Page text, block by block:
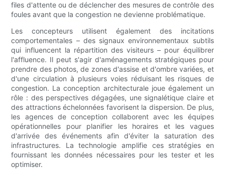
files d'attente ou de déclencher des mesures de contrôle des
foules avant que la congestion ne devienne problématique.
Les concepteurs utilisent également des incitations
comportementales – des signaux environnementaux subtils
qui influencent la répartition des visiteurs – pour équilibrer
l'affluence. Il peut s'agir d'aménagements stratégiques pour
prendre des photos, de zones d'assise et d'ombre variées, et
d'une circulation à plusieurs voies réduisant les risques de
congestion. La conception architecturale joue également un
rôle : des perspectives dégagées, une signalétique claire et
des attractions échelonnées favorisent la dispersion. De plus,
les agences de conception collaborent avec les équipes
opérationnelles pour planifier les horaires et les vagues
d'arrivée des événements afin d'éviter la saturation des
infrastructures. La technologie amplifie ces stratégies en
fournissant les données nécessaires pour les tester et les
optimiser.